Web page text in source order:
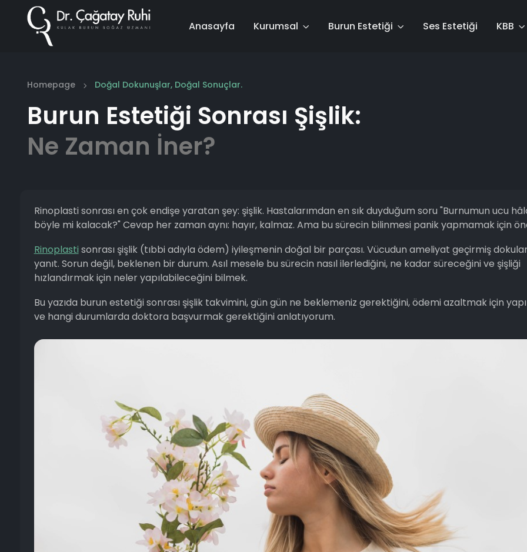
Anasayfa Kurumsal Burun Estetiği Ses Estetiği KBB
Homepage Doğal Dokunuşlar, Doğal Sonuçlar.
Burun Estetiği Sonrası Şişlik:
Ne Zaman İner?
Rinoplasti sonrası en çok endişe yaratan şey: şişlik. Hastalarımdan en sık duyduğum soru "Burnumun ucu
böyle mi kalacak?" Cevap her zaman aynı: hayır, kalmaz. Ama bu sürecin bilinmesi panik yapmamak için
Rinoplasti sonrası şişlik (tıbbi adıyla ödem) iyileşmenin doğal bir parçası. Vücudun ameliyat geçirmiş
yanıt. Sorun değil, beklenen bir durum. Asıl mesele bu sürecin nasıl ilerlediğini, ne kadar süreceğini ve şişliği
hızlandırmak için neler yapılabileceğini bilmek.
Bu yazıda burun estetiği sonrası şişlik takvimini, gün gün ne beklemeniz gerektiğini, ödemi azaltmak için
ve hangi durumlarda doktora başvurmak gerektiğini anlatıyorum.